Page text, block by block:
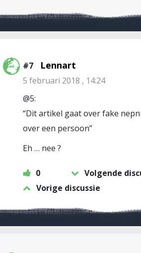
#7 Lennart
5 februari 2018 , 14:24
@5:
“Dit artikel gaat over fake
over een persoon”
Eh … nee ?
0
Volgende
Vorige discussie